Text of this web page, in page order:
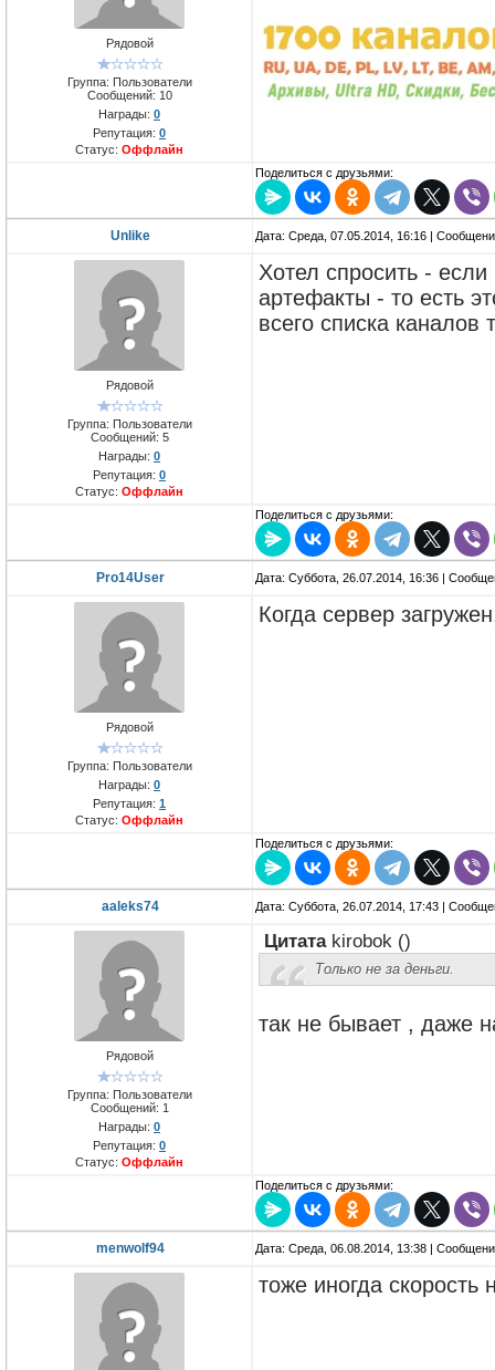
Рядовой
Группа: Пользователи
Сообщений: 10
Награды: 0
Репутация: 0
Статус: Оффлайн
Поделиться с друзьями:
Unlike Дата: Среда, 07.05.2014, 16:16 |
Рядовой
Группа: Пользователи
Сообщений: 5
Награды: 0
Репутация: 0
Статус: Оффлайн
Хотел спросить -
артефакты - то есть
всего списка
Поделиться с друзьями:
Pro14User Дата: Суббота, 26.07.2014, 16:36 |
Рядовой
Группа: Пользователи
Награды: 0
Репутация: 1
Статус: Оффлайн
Когда сервер
Поделиться с друзьями:
aaleks74 Дата: Суббота, 26.07.2014, 17:43 |
Рядовой
Группа: Пользователи
Сообщений: 1
Награды: 0
Репутация: 0
Статус: Оффлайн
Цитата kirobok ()
Только не за деньги.
так не бывает , даже
Поделиться с друзьями:
menwolf94 Дата: Среда, 06.08.2014, 13:38 |
тоже иногда скорость